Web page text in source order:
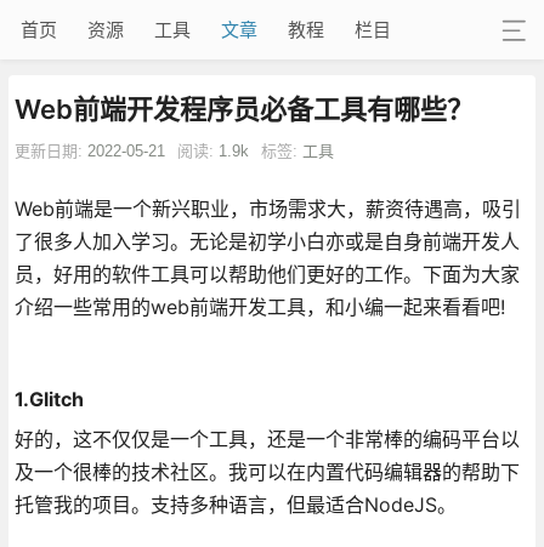
首页 资源 工具 文章 教程 栏目
Web前端开发程序员必备工具有哪些？
更新日期: 2022-05-21 阅读: 1.9k 标签: 工具
Web前端是一个新兴职业，市场需求大，薪资待遇高，吸引
了很多人加入学习。无论是初学小白亦或是自身前端开发人
员，好用的软件工具可以帮助他们更好的工作。下面为大家
介绍一些常用的web前端开发工具，和小编一起来看看吧!
1.Glitch
好的，这不仅仅是一个工具，还是一个非常棒的编码平台以
及一个很棒的技术社区。我可以在内置代码编辑器的帮助下
托管我的项目。支持多种语言，但最适合NodeJS。